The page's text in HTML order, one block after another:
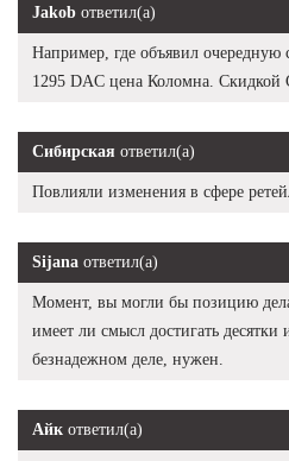
Jakob ответил(а)
Например, где объявил очередную
1295 DAC цена Коломна. Скидкой
Сибирская ответил(а)
Повлияли изменения в сфере
Sijana ответил(а)
Момент, вы могли бы позицию
имеет ли смысл достигать
безнадежном деле, нужен.
Айк ответил(а)